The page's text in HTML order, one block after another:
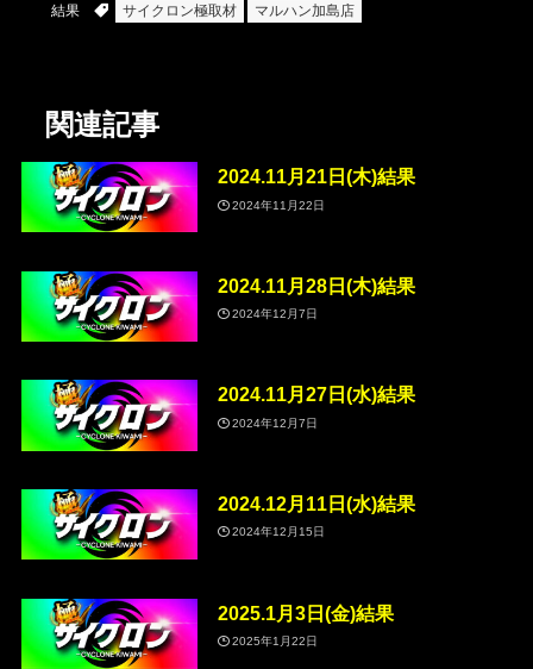
結果 サイクロン極取材 マルハン加島店
関連記事
2024.11月21日(木)結果
2024年11月22日
2024.11月28日(木)結果
2024年12月7日
2024.11月27日(水)結果
2024年12月7日
2024.12月11日(水)結果
2024年12月15日
2025.1月3日(金)結果
2025年1月22日